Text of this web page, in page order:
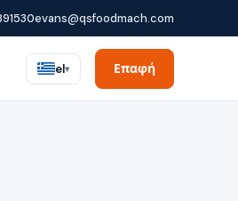
evans@qsfoodmach.com
el▾ Επαφή